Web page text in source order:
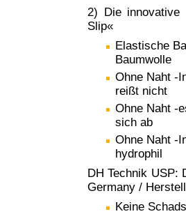
2) Die innovative
Slip«
Elastische
Baumwolle
Ohne Naht -
reißt nicht
Ohne Naht -
sich ab
Ohne Naht -
hydrophil
DH Technik USP:
Germany /
Keine